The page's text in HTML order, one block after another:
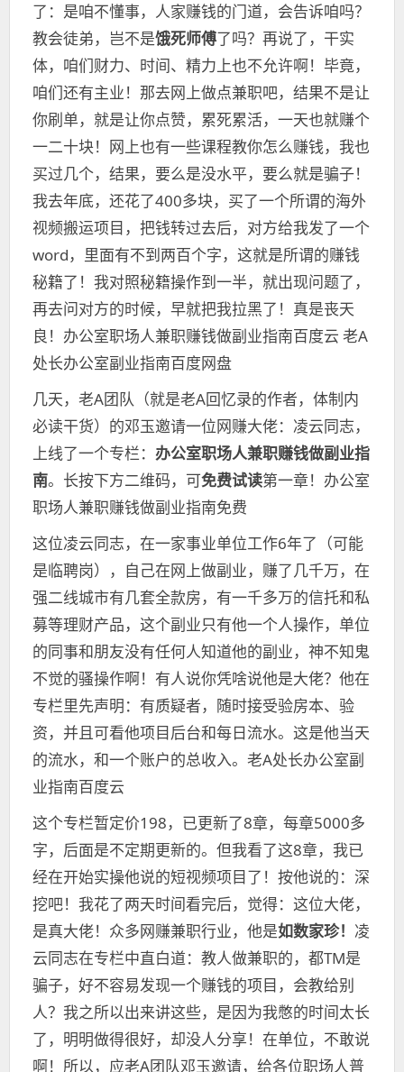
了：是咱不懂事，人家赚钱的门道，会告诉咱吗？
教会徒弟，岂不是饿死师傅了吗？再说了，干实
体，咱们财力、时间、精力上也不允许啊！毕竟，
咱们还有主业！那去网上做点兼职吧，结果不是让
你刷单，就是让你点赞，累死累活，一天也就赚个
一二十块！网上也有一些课程教你怎么赚钱，我也
买过几个，结果，要么是没水平，要么就是骗子！
我去年底，还花了400多块，买了一个所谓的海外
视频搬运项目，把钱转过去后，对方给我发了一个
word，里面有不到两百个字，这就是所谓的赚钱
秘籍了！我对照秘籍操作到一半，就出现问题了，
再去问对方的时候，早就把我拉黑了！真是丧天
良！办公室职场人兼职赚钱做副业指南百度云 老A
处长办公室副业指南百度网盘
几天，老A团队（就是老A回忆录的作者，体制内
必读干货）的邓玉邀请一位网赚大佬：凌云同志，
上线了一个专栏： 办公室职场人兼职赚钱做副业指
南。长按下方二维码，可免费试读第一章！办公室
职场人兼职赚钱做副业指南免费
这位凌云同志，在一家事业单位工作6年了（可能
是临聘岗），自己在网上做副业，赚了几千万，在
强二线城市有几套全款房，有一千多万的信托和私
募等理财产品，这个副业只有他一个人操作，单位
的同事和朋友没有任何人知道他的副业，神不知鬼
不觉的骚操作啊！有人说你凭啥说他是大佬？他在
专栏里先声明：有质疑者，随时接受验房本、验
资，并且可看他项目后台和每日流水。这是他当天
的流水，和一个账户的总收入。老A处长办公室副
业指南百度云
这个专栏暂定价198，已更新了8章，每章5000多
字，后面是不定期更新的。但我看了这8章，我已
经在开始实操他说的短视频项目了！按他说的：深
挖吧！我花了两天时间看完后，觉得：这位大佬，
是真大佬！众多网赚兼职行业，他是如数家珍！ 凌
云同志在专栏中直白道：教人做兼职的，都TM是
骗子，好不容易发现一个赚钱的项目，会教给别
人？我之所以出来讲这些，是因为我憋的时间太长
了，明明做得很好，却没人分享！在单位，不敢说
啊！所以，应老A团队邓玉邀请，给各位职场人普